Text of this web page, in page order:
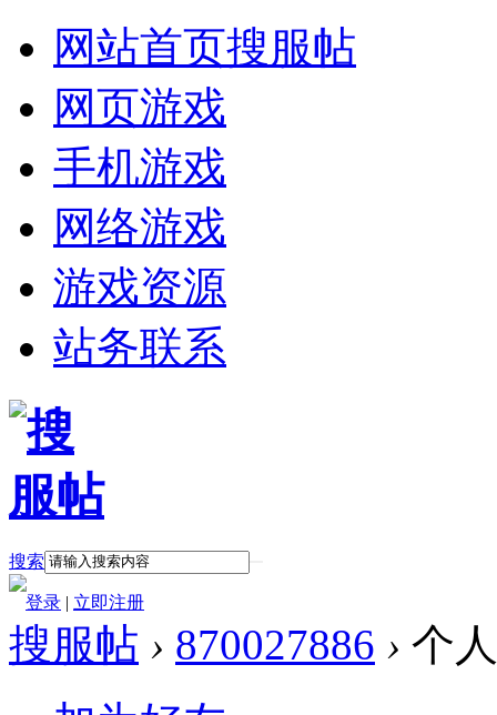
网站首页搜服帖
网页游戏
手机游戏
网络游戏
游戏资源
站务联系
搜索
登录 | 立即注册
搜服帖 › 870027886 › 个